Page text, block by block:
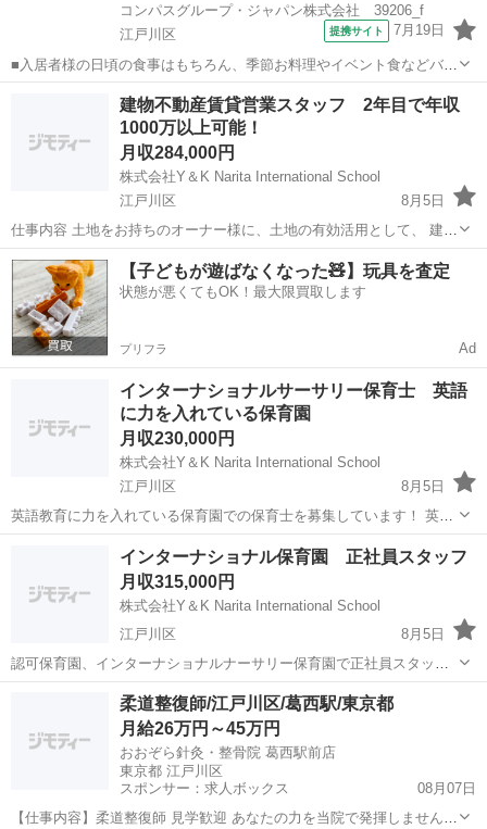
コンパスグループ・ジャパン株式会社 39206_f
江戸川区
提携サイト 7月19日
■入居者様の日頃の食事はもちろん、季節お料理やイベント食などバラ
エティー豊かな調理を行います。また厨房責任者として、調理業務以
外にも、メニュー立案・クライアント対応・予算管理・シフト作成、
スタッフトレーニングなどマネジメント...
江戸川区 調理師
建物不動産賃貸営業スタッフ 2年目で年収
1000万以上可能！
月収284,000円
株式会社Y＆K Narita International School
江戸川区
8月5日
仕事内容 土地をお持ちのオーナー様に、土地の有効活用として、 建物
賃貸事業を提案する営業です。 業務内容 訪問 何度かお客様のお宅を
訪問し、少しずつ距離を縮めます！ 奥様やお子さんなどご家族と仲良
くなるのもコ...
東京 江戸川区 内勤営業 未経験
【子どもが遊ばなくなった🧸】玩具を査定
状態が悪くてもOK！最大限買取します
プリフラ Ad
インターナショナルサーサリー保育士 英語
に力を入れている保育園
月収230,000円
株式会社Y＆K Narita International School
江戸川区
8月5日
英語教育に力を入れている保育園での保育士を募集しています！ 英語
が苦手な方でも大歓迎です！ 新卒、未経験、ブランク、子育て世代の
方など誰でも募集中です！ 残業は一切ありません！とても働きやすい
江戸川区 保育士 外国人
インターナショナル保育園 正社員スタッフ
月収315,000円
株式会社Y＆K Narita International School
江戸川区
8月5日
認可保育園、インターナショナルナーサリー保育園で正社員スタッフ
を募集中です！ 未経験OK！ブランクOK！産後復帰の方大歓迎！新卒
OK！ 残業もほとんどありません！ 働きやすい環境を整えています。
勤務地 東京都...
江戸川区 保育士
柔道整復師/江戸川区/葛西駅/東京都
月給26万円～45万円
おおぞら針灸・整骨院 葛西駅前店
東京都 江戸川区
スポンサー：求人ボックス
08月07日
【仕事内容】柔道整復師 見学歓迎 あなたの力を当院で発揮しません